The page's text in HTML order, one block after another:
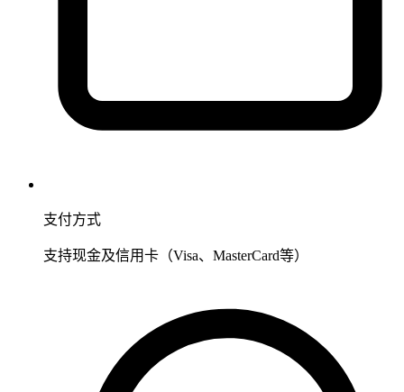
支付方式
支持现金及信用卡（Visa、MasterCard等）